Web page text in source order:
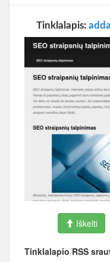
Tinklalapis:
Iškelti
Tinklalapio RSS